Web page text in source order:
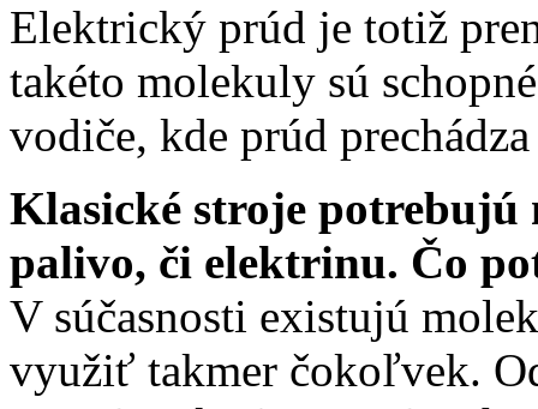
Elektrický prúd je totiž
takéto molekuly sú
vodiče, kde prúd
Klasické stroje potrebujú
palivo, či elektrinu. Čo
V súčasnosti existujú
využiť takmer čokoľvek.